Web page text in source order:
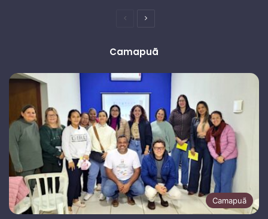
PáginaPróxima
Camapuã
Camapuã